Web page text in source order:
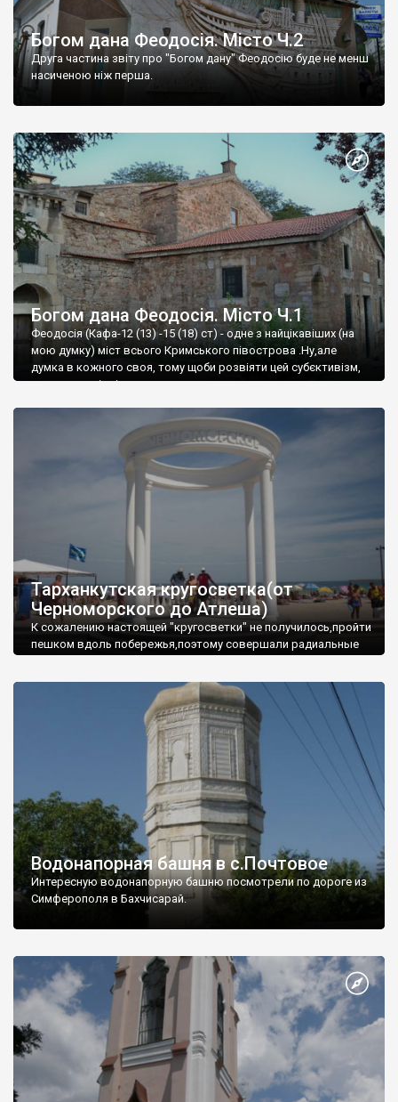
Богом дана Феодосія. Місто Ч.2
Друга частина звіту про "Богом дану" Феодосію буде не менш
насиченою ніж перша.
Богом дана Феодосія. Місто Ч.1
Феодосія (Кафа-12 (13) -15 (18) ст) - одне з найцікавіших (на
мою думку) міст всього Кримського півострова .Ну,але
думка в кожного своя, тому щоби розвіяти цей субєктивізм,
запрошую відвідати це
Тарханкутская кругосветка(от
Черноморского до Атлеша)
К сожалению настоящей "кругосветки" не получилось,пройти
пешком вдоль побережья,поэтому совершали радиальные
Водонапорная башня в с.Почтовое
Интересную водонапорную башню посмотрели по дороге из
Симферополя в Бахчисарай.